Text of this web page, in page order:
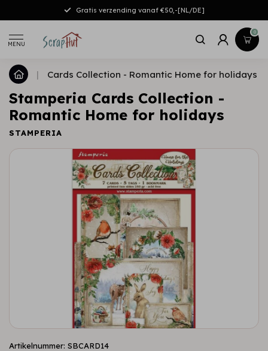
Gratis verzending vanaf €50,-[NL/DE]
MENU
0
| Cards Collection - Romantic Home for holidays
Stamperia Cards Collection -
Romantic Home for holidays
STAMPERIA
Artikelnummer: SBCARD14